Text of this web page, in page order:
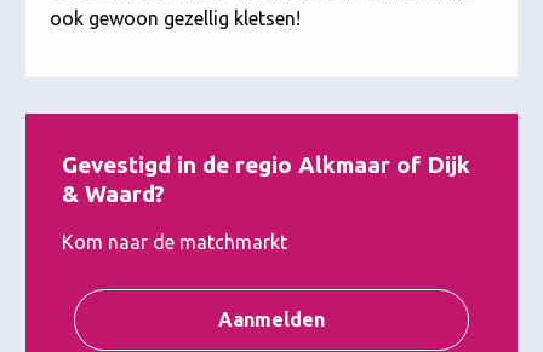
ook gewoon gezellig kletsen!
Gevestigd in de regio Alkmaar of Dijk
& Waard?
Kom naar de matchmarkt
Aanmelden